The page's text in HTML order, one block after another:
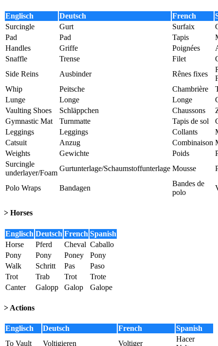
Englisch Deutsch French
Surcingle
Gurt Surfaix
Pad
Pad Tapis
Handles
Griffe Poignées
Snaffle
Trense Filet
Side Reins
Ausbinder Rênes fixes
Whip
Peitsche Chambrière
Lunge
Longe Longe
Vaulting Shoes
Schläppchen Chaussons
Gymnastic Mat
Turnmatte Tapis de sol
Leggings
Leggings Collants
Catsuit
Anzug Combinaison
Weights
Gewichte Poids
Surcingle
underlayer/Foam
Gurtunterlage/Schaumstoffunterlage Mousse
Polo Wraps Bandagen
Bandes de
polo
> Horses
Englisch Deutsch French Spanish
Horse
Pferd Cheval Caballo
Pony
Pony Poney
Pony
Walk
Schritt Pas
Paso
Trot
Trab Trot
Trote
Canter
Galopp Galop Galope
> Actions
Englisch Deutsch French
Spanish
To Vault
Voltigieren Voltiger
Hacer